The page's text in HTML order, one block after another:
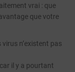
vrai : que
que votre
n’existent pas
il y a pourtant